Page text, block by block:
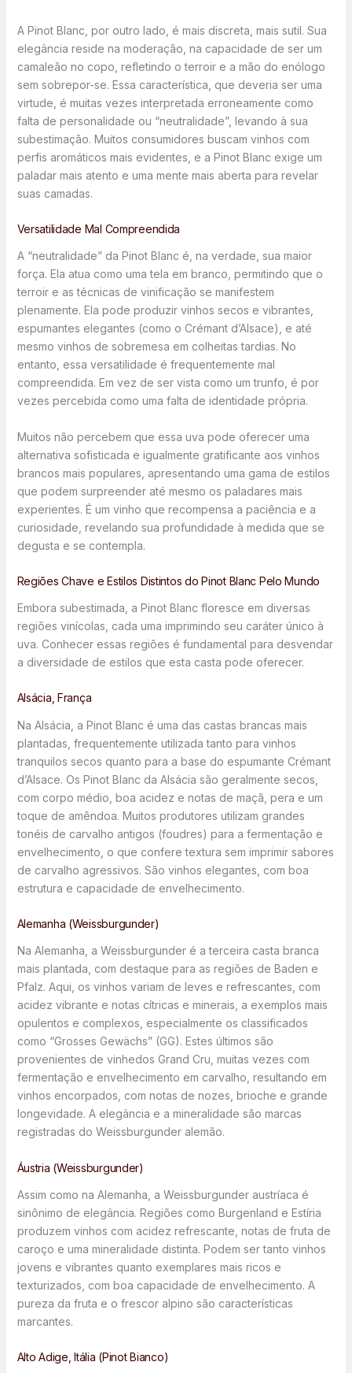
A Pinot Blanc, por outro lado, é mais discreta, mais sutil. Sua
elegância reside na moderação, na capacidade de ser um
camaleão no copo, refletindo o terroir e a mão do enólogo
sem sobrepor-se. Essa característica, que deveria ser uma
virtude, é muitas vezes interpretada erroneamente como
falta de personalidade ou “neutralidade”, levando à sua
subestimação. Muitos consumidores buscam vinhos com
perfis aromáticos mais evidentes, e a Pinot Blanc exige um
paladar mais atento e uma mente mais aberta para revelar
suas camadas.
Versatilidade Mal Compreendida
A “neutralidade” da Pinot Blanc é, na verdade, sua maior
força. Ela atua como uma tela em branco, permitindo que o
terroir e as técnicas de vinificação se manifestem
plenamente. Ela pode produzir vinhos secos e vibrantes,
espumantes elegantes (como o Crémant d’Alsace), e até
mesmo vinhos de sobremesa em colheitas tardias. No
entanto, essa versatilidade é frequentemente mal
compreendida. Em vez de ser vista como um trunfo, é por
vezes percebida como uma falta de identidade própria.
Muitos não percebem que essa uva pode oferecer uma
alternativa sofisticada e igualmente gratificante aos vinhos
brancos mais populares, apresentando uma gama de estilos
que podem surpreender até mesmo os paladares mais
experientes. É um vinho que recompensa a paciência e a
curiosidade, revelando sua profundidade à medida que se
degusta e se contempla.
Regiões Chave e Estilos Distintos do Pinot Blanc Pelo Mundo
Embora subestimada, a Pinot Blanc floresce em diversas
regiões vinícolas, cada uma imprimindo seu caráter único à
uva. Conhecer essas regiões é fundamental para desvendar
a diversidade de estilos que esta casta pode oferecer.
Alsácia, França
Na Alsácia, a Pinot Blanc é uma das castas brancas mais
plantadas, frequentemente utilizada tanto para vinhos
tranquilos secos quanto para a base do espumante Crémant
d’Alsace. Os Pinot Blanc da Alsácia são geralmente secos,
com corpo médio, boa acidez e notas de maçã, pera e um
toque de amêndoa. Muitos produtores utilizam grandes
tonéis de carvalho antigos (foudres) para a fermentação e
envelhecimento, o que confere textura sem imprimir sabores
de carvalho agressivos. São vinhos elegantes, com boa
estrutura e capacidade de envelhecimento.
Alemanha (Weissburgunder)
Na Alemanha, a Weissburgunder é a terceira casta branca
mais plantada, com destaque para as regiões de Baden e
Pfalz. Aqui, os vinhos variam de leves e refrescantes, com
acidez vibrante e notas cítricas e minerais, a exemplos mais
opulentos e complexos, especialmente os classificados
como “Grosses Gewächs” (GG). Estes últimos são
provenientes de vinhedos Grand Cru, muitas vezes com
fermentação e envelhecimento em carvalho, resultando em
vinhos encorpados, com notas de nozes, brioche e grande
longevidade. A elegância e a mineralidade são marcas
registradas do Weissburgunder alemão.
Áustria (Weissburgunder)
Assim como na Alemanha, a Weissburgunder austríaca é
sinônimo de elegância. Regiões como Burgenland e Estíria
produzem vinhos com acidez refrescante, notas de fruta de
caroço e uma mineralidade distinta. Podem ser tanto vinhos
jovens e vibrantes quanto exemplares mais ricos e
texturizados, com boa capacidade de envelhecimento. A
pureza da fruta e o frescor alpino são características
marcantes.
Alto Adige, Itália (Pinot Bianco)